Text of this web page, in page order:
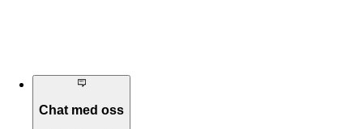
Chat med oss